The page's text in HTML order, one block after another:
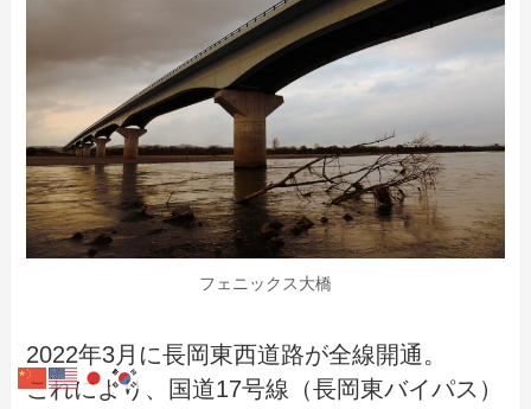
フェニックス大橋
2022年3月に長岡東西道路が全線開通。
これにより、国道17号線（長岡東バイパス）